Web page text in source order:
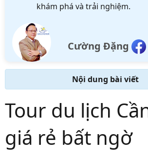
khám phá và trải nghiệm.
Cường Đặng
Nội dung bài viết
Tour du lịch
giá rẻ bất ngờ